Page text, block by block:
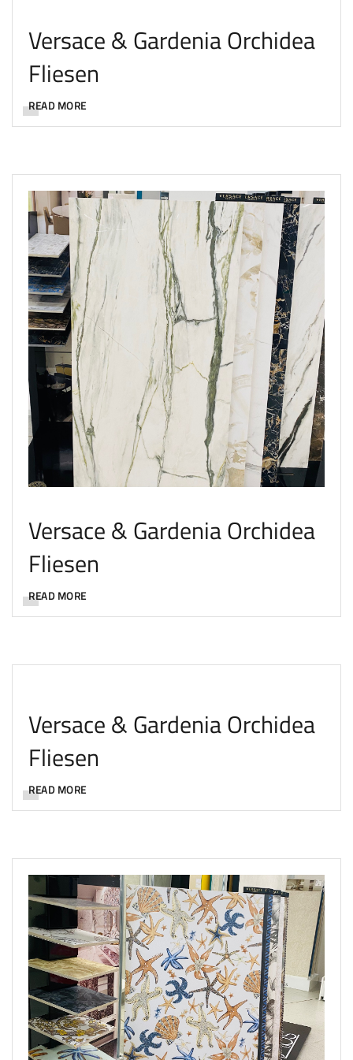
Versace & Gardenia Orchidea
Fliesen
READ MORE
Versace & Gardenia Orchidea
Fliesen
READ MORE
Versace & Gardenia Orchidea
Fliesen
READ MORE